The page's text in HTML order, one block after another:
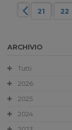
21 22
ARCHIVIO
Tutti
2026
2025
2024